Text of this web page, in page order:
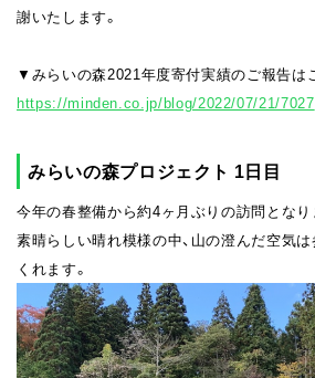
謝いたします。
▼みらいの森2021年度寄付実績のご報告は
https://minden.co.jp/blog/2022/07/21/7027
みらいの森プロジェクト 1日目
今年の春整備から約4ヶ月ぶりの訪問となり
素晴らしい晴れ模様の中、山の澄んだ空気
くれます。